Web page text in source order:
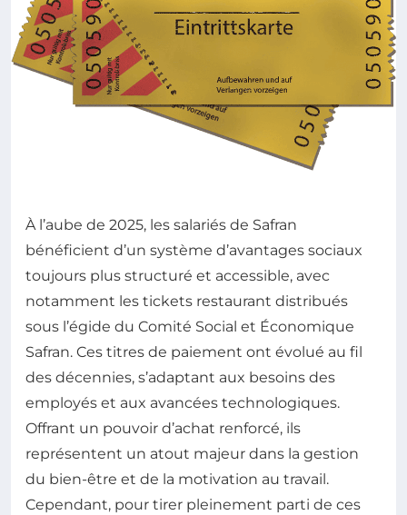
À l’aube de 2025, les salariés de Safran
bénéficient d’un système d’avantages sociaux
toujours plus structuré et accessible, avec
notamment les tickets restaurant distribués
sous l’égide du Comité Social et Économique
Safran. Ces titres de paiement ont évolué au fil
des décennies, s’adaptant aux besoins des
employés et aux avancées technologiques.
Offrant un pouvoir d’achat renforcé, ils
représentent un atout majeur dans la gestion
du bien-être et de la motivation au travail.
Cependant, pour tirer pleinement parti de ces